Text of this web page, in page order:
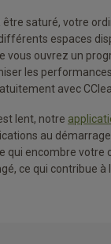
saturé, votre
espaces
vous ouvrez un
les
avec
lent, notre
au
qui encombre votre
ce qui contribue à